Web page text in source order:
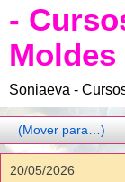
-
Moldes
Soniaeva -
20/05/2026